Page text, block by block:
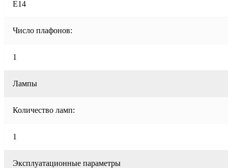
E14
Число плафонов:
1
Лампы
Количество ламп:
1
Эксплуатационные параметры